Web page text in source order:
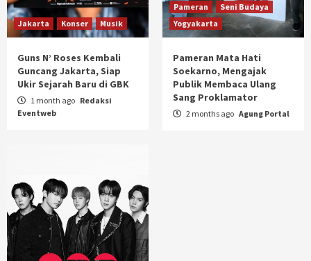
Jakarta Konser Musik
Guns N’ Roses Kembali
Guncang Jakarta, Siap
Ukir Sejarah Baru di GBK
1 month ago Redaksi
Eventweb
Pameran
Seni Budaya
Yogyakarta
Pameran Mata Hati
Soekarno, Mengajak
Publik Membaca Ulang
Sang Proklamator
2 months ago Agung Portal